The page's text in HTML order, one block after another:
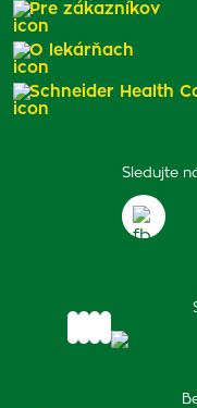
Sledujte
Pre zákazníkov
O lekárňach
Schneider Health